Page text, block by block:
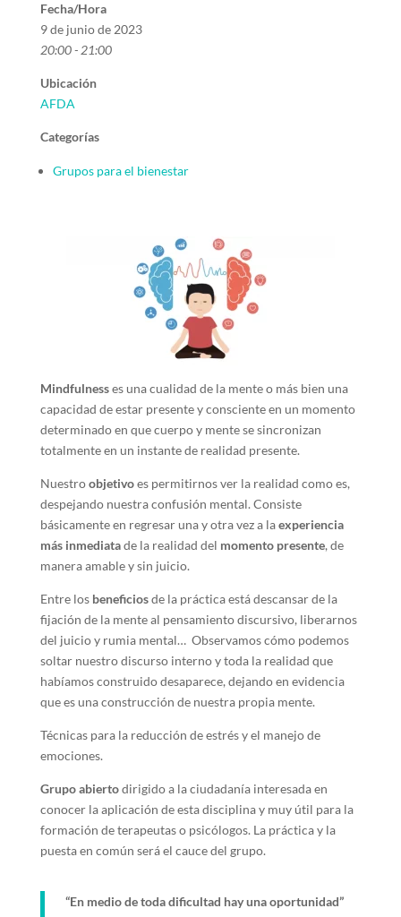
Fecha/Hora
9 de junio de 2023
20:00 - 21:00
Ubicación
AFDA
Categorías
Grupos para el bienestar
Mindfulnesses una cualidad de la mente o más bien una
capacidad de estar presente y consciente en un momento
determinado en que cuerpo y mente se sincronizan
totalmente en un instante de realidad presente.
Nuestroobjetivoes permitirnos ver la realidad como es,
despejando nuestra confusión mental. Consiste
básicamente en regresar una y otra vez a laexperiencia
más inmediatade la realidad del momento presente, de
manera amable y sin juicio.
Entre los beneficiosde la práctica está descansar de la
fijación de la mente al pensamiento discursivo, liberarnos
del juicio y rumia mental… Observamos cómo podemos
soltar nuestro discurso interno y toda la realidad que
habíamos construido desaparece, dejando en evidencia
que es una construcción de nuestra propia mente.
Técnicas para la reducción de estrés y el manejo de
emociones.
Grupo abiertodirigido a la ciudadanía interesada en
conocer la aplicación de esta disciplina y muy útil para la
formación de terapeutas o psicólogos. La práctica y la
puesta en común será el cauce del grupo.
“En medio de toda dificultad hay una oportunidad”